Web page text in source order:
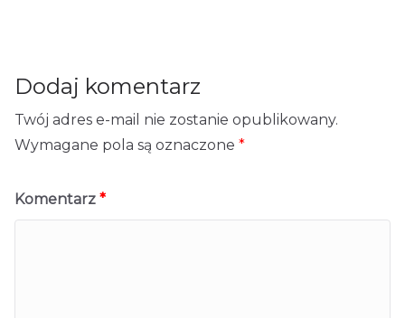
Dodaj komentarz
Twój adres e-mail nie zostanie opublikowany.
Wymagane pola są oznaczone *
Komentarz *